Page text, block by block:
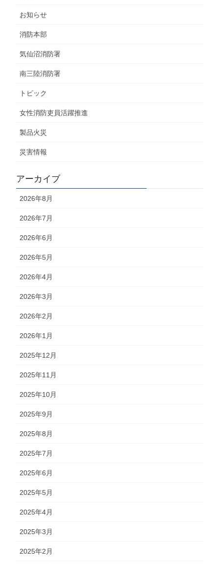
お知らせ
消防本部
気仙沼消防署
南三陸消防署
トピック
女性消防吏員活躍推進
製品火災
災害情報
アーカイブ
2026年8月
2026年7月
2026年6月
2026年5月
2026年4月
2026年3月
2026年2月
2026年1月
2025年12月
2025年11月
2025年10月
2025年9月
2025年8月
2025年7月
2025年6月
2025年5月
2025年4月
2025年3月
2025年2月